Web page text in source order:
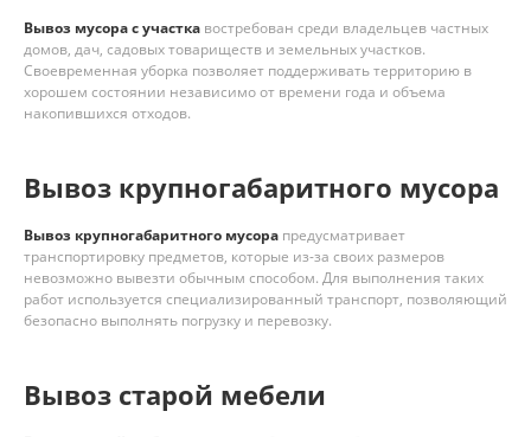
Вывоз мусора с участка востребован среди владельцев частных
домов, дач, садовых товариществ и земельных участков.
Своевременная уборка позволяет поддерживать территорию в
хорошем состоянии независимо от времени года и объема
накопившихся отходов.
Вывоз крупногабаритного мусора
Вывоз крупногабаритного мусора предусматривает
транспортировку предметов, которые из-за своих размеров
невозможно вывезти обычным способом. Для выполнения таких
работ используется специализированный транспорт, позволяющий
безопасно выполнять погрузку и перевозку.
Вывоз старой мебели